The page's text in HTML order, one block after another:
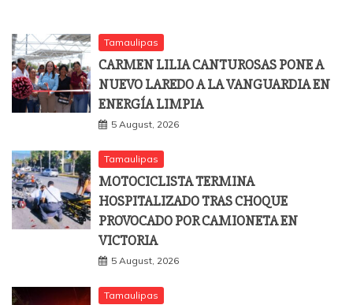
Tamaulipas
CARMEN LILIA CANTUROSAS PONE A
NUEVO LAREDO A LA VANGUARDIA EN
ENERGÍA LIMPIA
5 August, 2026
Tamaulipas
MOTOCICLISTA TERMINA
HOSPITALIZADO TRAS CHOQUE
PROVOCADO POR CAMIONETA EN
VICTORIA
5 August, 2026
Tamaulipas